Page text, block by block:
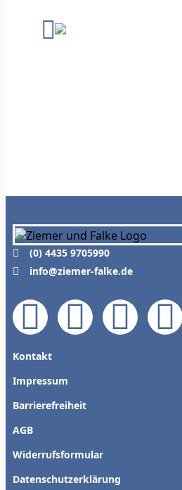
(0) 4435 9705990
info@ziemer-falke.de
Kontakt
Impressum
Barrierefreiheit
AGB
Widerrufsformular
Datenschutzerklärung